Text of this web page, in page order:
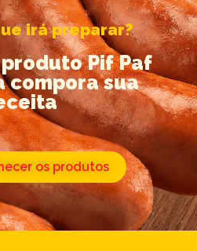
irá preparar?
Pif Paf
compora sua
os produtos